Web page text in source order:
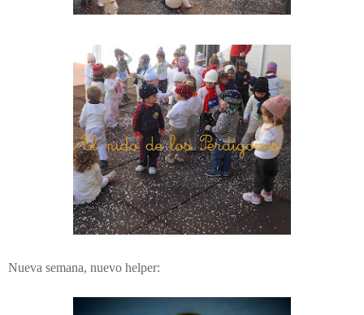
Nueva semana, nuevo helper: